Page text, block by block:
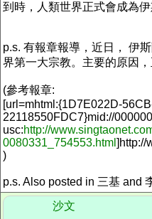
到時，人類世界正式會成為伊
p.s. 有報章報導，近日， 伊
界第一大宗教。主要的原因
(參考報章:
[url=mhtml:{1D7E022D-
22118550FDC7}mid://
usc:http://
0080331_754553.html ] http://
)
p.s. Also posted in 三基 and
沙文